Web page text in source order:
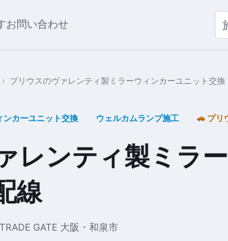
お問い合わせ
› プリウスのヴァレンティ製ミラーウィンカーユニット交換
ンカーユニット交換 ウェルカムランプ施工 🚗 プリ
レンティ製ミラ
線
TRADE GATE 大阪・和泉市